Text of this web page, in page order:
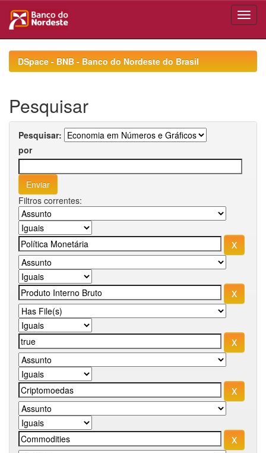
navigationDSpace - BNB - Banco do Nordeste do Brasil
Pesquisar
Pesquisar:
por
Filtros correntes: